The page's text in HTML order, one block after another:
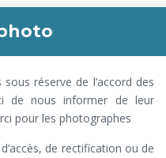
réserve de l’accord des
de nous informer de leur
pour les photographes
de rectification ou de